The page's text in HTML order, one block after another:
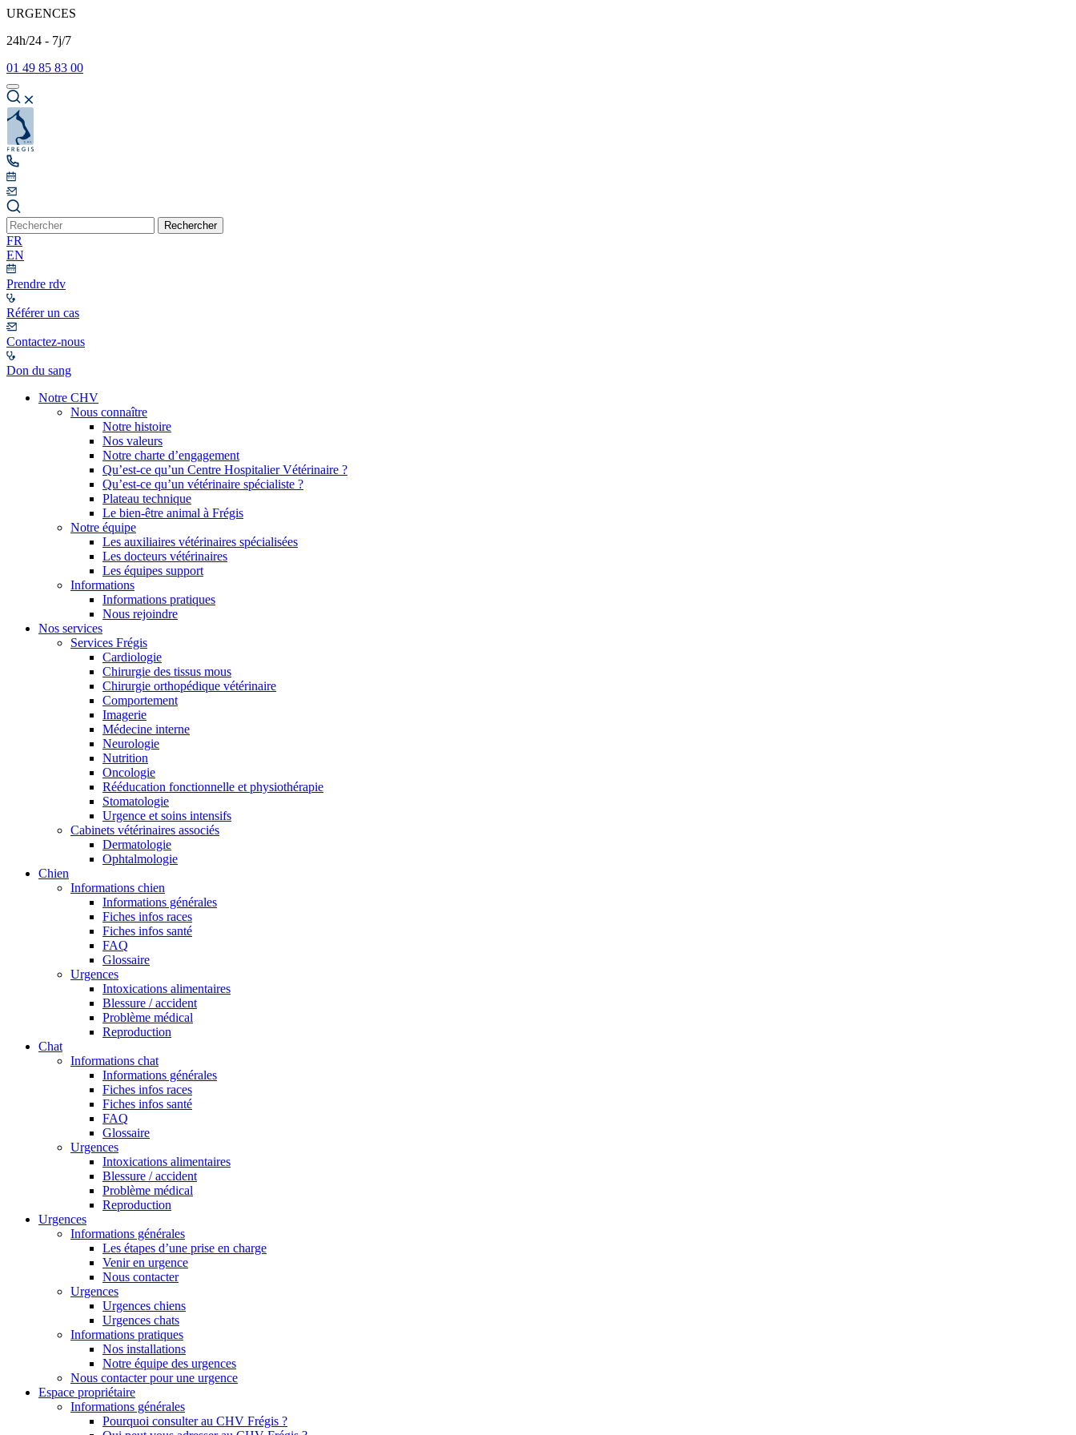
URGENCES
24h/24 - 7j/7
01 49 85 83 00
Rechercher
FR
EN
Prendre rdv
Référer un cas
Contactez-nous
Don du sang
Notre CHV
Nous connaître
Notre histoire
Nos valeurs
Notre charte d’engagement
Qu’est-ce qu’un Centre Hospitalier Vétérinaire ?
Qu’est-ce qu’un vétérinaire spécialiste ?
Plateau technique
Le bien-être animal à Frégis
Notre équipe
Les auxiliaires vétérinaires spécialisées
Les docteurs vétérinaires
Les équipes support
Informations
Informations pratiques
Nous rejoindre
Nos services
Services Frégis
Cardiologie
Chirurgie des tissus mous
Chirurgie orthopédique vétérinaire
Comportement
Imagerie
Médecine interne
Neurologie
Nutrition
Oncologie
Rééducation fonctionnelle et physiothérapie
Stomatologie
Urgence et soins intensifs
Cabinets vétérinaires associés
Dermatologie
Ophtalmologie
Chien
Informations chien
Informations générales
Fiches infos races
Fiches infos santé
FAQ
Glossaire
Urgences
Intoxications alimentaires
Blessure / accident
Problème médical
Reproduction
Chat
Informations chat
Informations générales
Fiches infos races
Fiches infos santé
FAQ
Glossaire
Urgences
Intoxications alimentaires
Blessure / accident
Problème médical
Reproduction
Urgences
Informations générales
Les étapes d’une prise en charge
Venir en urgence
Nous contacter
Urgences
Urgences chiens
Urgences chats
Informations pratiques
Nos installations
Notre équipe des urgences
Nous contacter pour une urgence
Espace propriétaire
Informations générales
Pourquoi consulter au CHV Frégis ?